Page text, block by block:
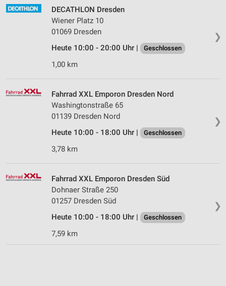
❯
DECATHLON Dresden
Wiener Platz 10
01069 Dresden
Heute 10:00 - 20:00 Uhr |
Geschlossen
1,00 km
❯
Fahrrad XXL Emporon Dresden Nord
Washingtonstraße 65
01139 Dresden Nord
Heute 10:00 - 18:00 Uhr |
Geschlossen
3,78 km
❯
Fahrrad XXL Emporon Dresden Süd
Dohnaer Straße 250
01257 Dresden Süd
Heute 10:00 - 18:00 Uhr |
Geschlossen
7,59 km